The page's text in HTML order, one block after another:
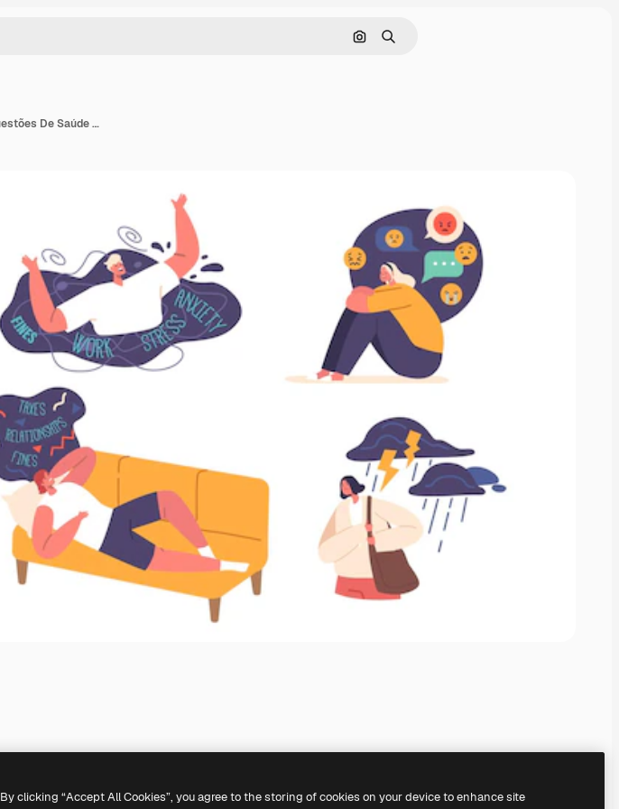
Pesquisar por imagem
Buscar
Conjunto De Personagens Com Problemas Psicológicos Questões De Saúde Mental Que Afetam Emoções Pensamentos E Comportamento Inclui Ansiedade Depressão E Bullying Online Desenho Animado Pessoas Ilustração Vetorial
By clicking “Accept All Cookies”, you agree to the storing of cookies on your device to enhance site